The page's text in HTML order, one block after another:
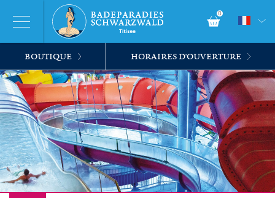
BOUTIQUE HORAIRES D'OUVERTURE
0